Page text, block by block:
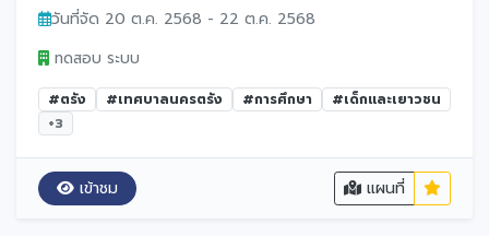
วันที่จัด 20 ต.ค. 2568 - 22 ต.ค. 2568
ทดสอบ ระบบ
#ตรัง #เทศบาลนครตรัง #การศึกษา
#เด็กและเยาวชน
+3
เข้าชม แผนที่